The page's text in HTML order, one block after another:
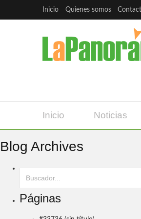
Inicio Quienes somos
Inicio Noticias
Blog Archives
Páginas